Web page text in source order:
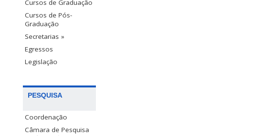
Cursos de Graduação
Cursos de Pós-
Graduação
Secretarias »
Egressos
Legislação
PESQUISA
Coordenação
Câmara de Pesquisa